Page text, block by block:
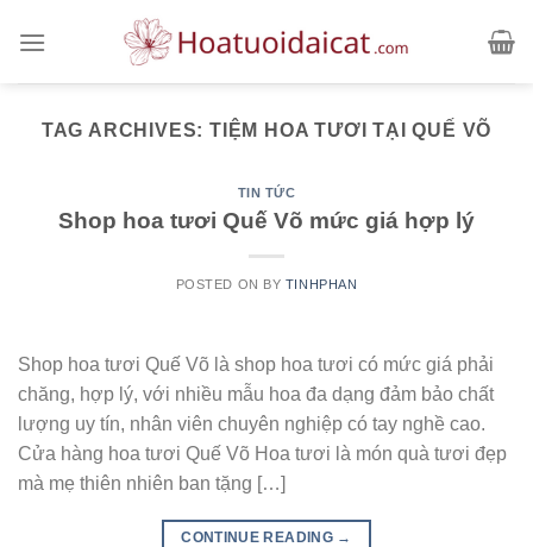
TAG ARCHIVES: TIỆM HOA TƯƠI TẠI QUẾ VÕ
TIN TỨC
Shop hoa tươi Quế Võ mức giá hợp lý
POSTED ON BY TINHPHAN
Shop hoa tươi Quế Võ là shop hoa tươi có mức giá phải
chăng, hợp lý, với nhiều mẫu hoa đa dạng đảm bảo chất
lượng uy tín, nhân viên chuyên nghiệp có tay nghề cao.
Cửa hàng hoa tươi Quế Võ Hoa tươi là món quà tươi đẹp
mà mẹ thiên nhiên ban tặng […]
CONTINUE READING →